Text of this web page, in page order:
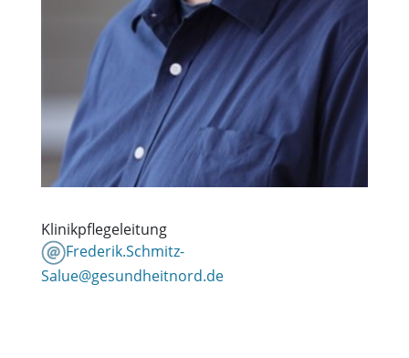
Klinikpflegeleitung
Frederik.Schmitz-
Salue@gesundheitnord.de